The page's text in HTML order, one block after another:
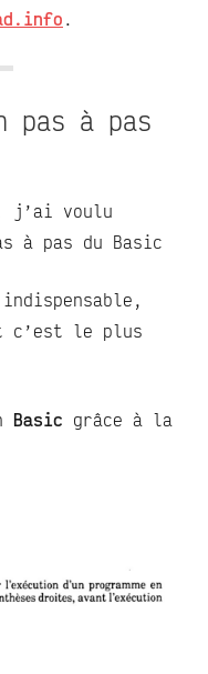
.
pas à pas
j’ai voulu
à pas du Basic
c’est le plus
Basic grâce à la